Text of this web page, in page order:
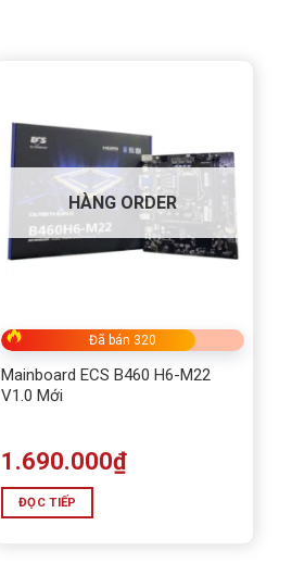
HÀNG ORDER
Đã bán 320
Mainboard ECS B460 H6-M22
V1.0 Mới
1.690.000₫
ĐỌC TIẾP